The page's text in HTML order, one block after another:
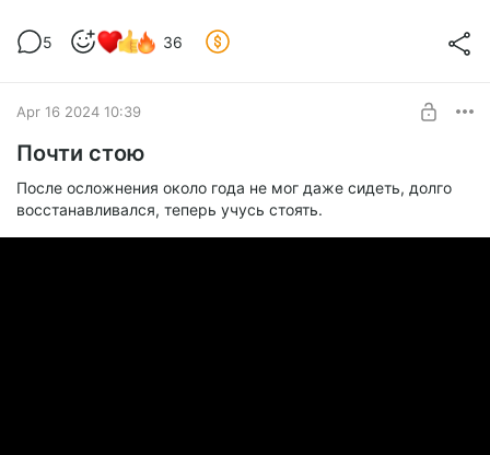
5 36
Apr 16 2024 10:39
Почти стою
После осложнения около года не мог даже сидеть, долго
восстанавливался, теперь учусь стоять.